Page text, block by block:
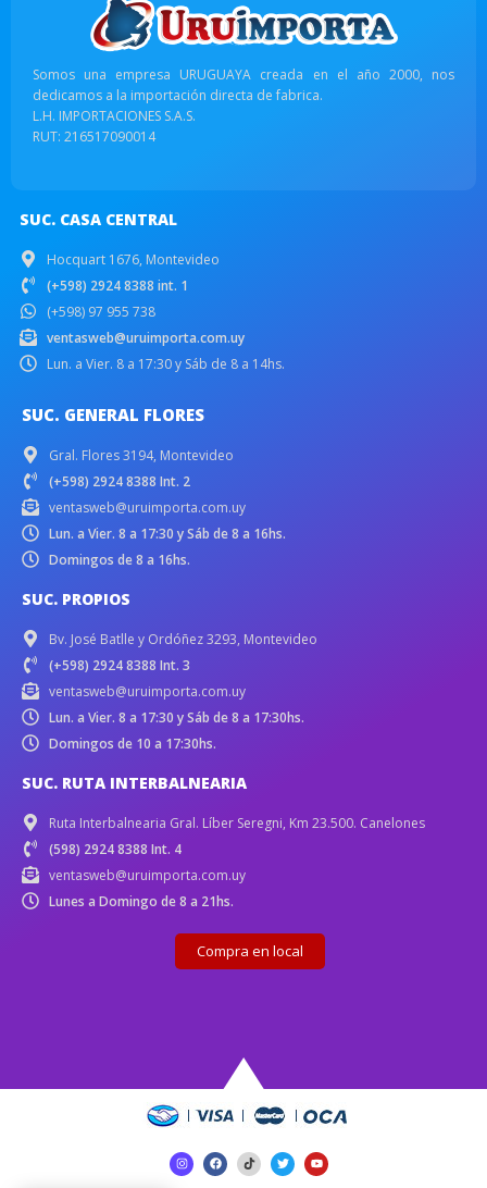
Somos una empresa URUGUAYA creada en el año 2000, nos
dedicamos a la importación directa de fabrica.
L.H. IMPORTACIONES S.A.S.
RUT: 216517090014
SUC. CASA CENTRAL
Hocquart 1676, Montevideo
(+598) 2924 8388 int. 1
(+598) 97 955 738
ventasweb@uruimporta.com.uy
Lun. a Vier. 8 a 17:30 y Sáb de 8 a 14hs.
SUC. GENERAL FLORES
Gral. Flores 3194, Montevideo
(+598) 2924 8388 Int. 2
ventasweb@uruimporta.com.uy
Lun. a Vier. 8 a 17:30 y Sáb de 8 a 16hs.
Domingos de 8 a 16hs.
SUC. PROPIOS
Bv. José Batlle y Ordóñez 3293, Montevideo
(+598) 2924 8388 Int. 3
ventasweb@uruimporta.com.uy
Lun. a Vier. 8 a 17:30 y Sáb de 8 a 17:30hs.
Domingos de 10 a 17:30hs.
SUC. RUTA INTERBALNEARIA
Ruta Interbalnearia Gral. Líber Seregni, Km 23.500. Canelones
(598) 2924 8388 Int. 4
ventasweb@uruimporta.com.uy
Lunes a Domingo de 8 a 21hs.
Compra en local